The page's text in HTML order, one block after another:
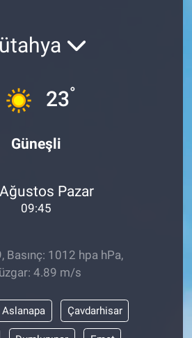
23°
Güneşli
Pazar
09:45
Basınç: 1012 hpa hPa,
4.89 m/s
Aslanapa Çavdarhisar